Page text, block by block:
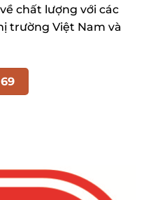
chất lượng với các
trường Việt Nam và